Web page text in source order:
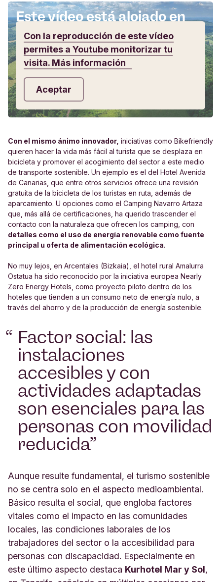
Este vídeo está alojado en
Youtube
Con la reproducción de este vídeo
permites a Youtube monitorizar tu
visita. Más información
Aceptar
Con el mismo ánimo innovador, iniciativas como Bikefriendly
quieren hacer la vida más fácil al turista que se desplaza en
bicicleta y promover el acogimiento del sector a este medio
de transporte sostenible. Un ejemplo es el del Hotel Avenida
de Canarias, que entre otros servicios ofrece una revisión
gratuita de la bicicleta de los turistas en ruta, además de
aparcamiento. U opciones como el Camping Navarro Artaza
que, más allá de certificaciones, ha querido trascender el
contacto con la naturaleza que ofrecen los camping, con
detalles como el uso de energía renovable como fuente
principal u oferta de alimentación ecológica.
No muy lejos, en Arcentales (Bizkaia), el hotel rural Amalurra
Ostatua ha sido reconocido por la iniciativa europea Nearly
Zero Energy Hotels , como proyecto piloto dentro de los
hoteles que tienden a un consumo neto de energía nulo, a
través del ahorro y de la producción de energía sostenible.
Factor social: las
instalaciones
accesibles y con
actividades adaptadas
son esenciales para las
personas con movilidad
reducida
Aunque resulte fundamental, el turismo sostenible
no se centra solo en el aspecto medioambiental.
Básico resulta el social, que engloba factores
vitales como el impacto en las comunidades
locales, las condiciones laborales de los
trabajadores del sector o la accesibilidad para
personas con discapacidad. Especialmente en
este último aspecto destaca Kurhotel Mar y Sol,